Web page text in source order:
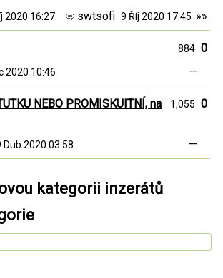
2020 16:27 swtsofi 9 Říj 2020 17:45 »»
884 0
2020 10:46 —
NEBO PROMISKUITNÍ, na
1,055 0
Dub 2020 03:58 —
kategorii inzerátů